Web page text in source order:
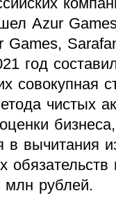
Azur
Games,
год
совокупная
чистых
в вычитания
обязательств
млн рублей.